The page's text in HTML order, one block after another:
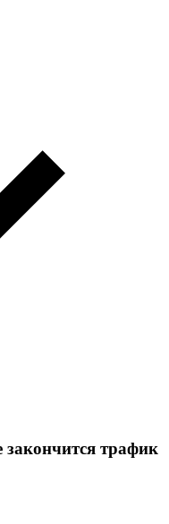
закончится трафик